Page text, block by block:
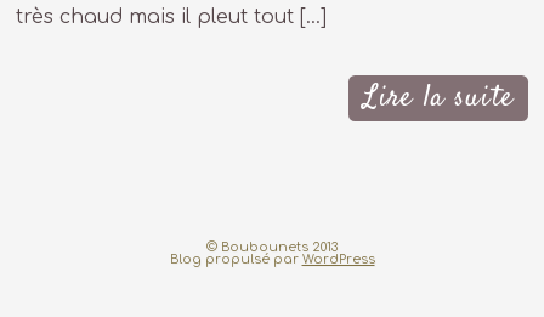
très chaud mais il pleut tout […]
Lire la suite
© Boubounets 2013
Blog propulsé par WordPress